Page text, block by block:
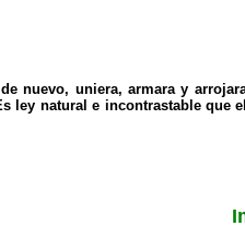
nuevo, uniera, armara y
natural e incontrastable que